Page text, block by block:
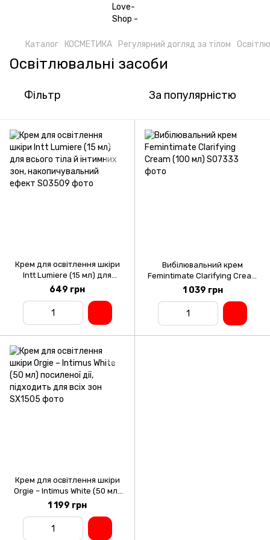
Каталог КОСМЕТИКА Регулярний догляд за тілом
Освітлювальні засоби
Фільтр За популярністю
Крем для освітлення шкіри
Intt Lumiere (15 мл) для
всього тіла й інтимних зон,
накопичувальний ефект
649 грн
Вибілювальний крем
Femintimate Clarifying Cream
(100 мл)
1 039 грн
Крем для освітлення шкіри
Orgie – Intimus White (50 мл)
посиленої дії, підходить для
всіх зон
1 199 грн